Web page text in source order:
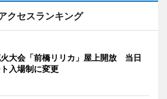
クセスランキング
大会「前橋リリカ」屋上開放 当日
入場制に変更